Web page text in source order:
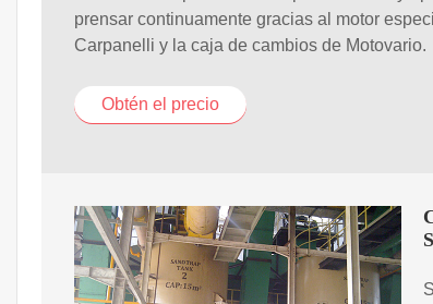
prensar continuamente gracias al motor
Carpanelli y la caja de cambios de Motovario.
Obtén el precio